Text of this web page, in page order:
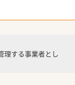
理する事業者とし